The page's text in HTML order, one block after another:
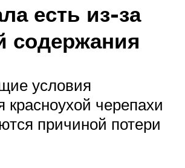
есть из-за
содержания
условия
красноухой черепахи
причиной потери